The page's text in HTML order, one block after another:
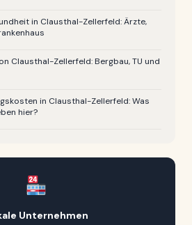
in Clausthal-Zellerfeld: Ärzte,
Clausthal-Zellerfeld: Bergbau, TU und
in Clausthal-Zellerfeld: Was
hier?
Unternehmen